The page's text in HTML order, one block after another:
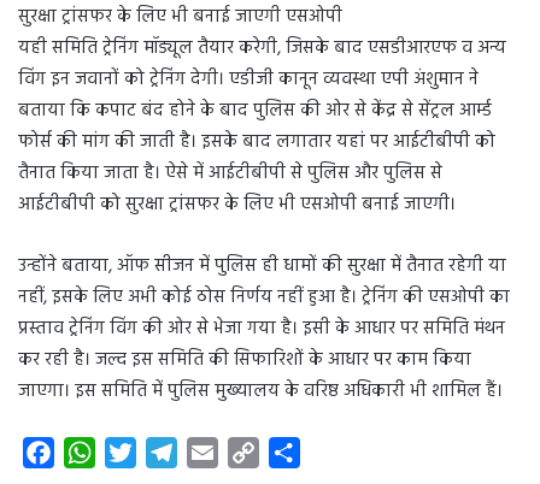
सुरक्षा ट्रांसफर के लिए भी बनाई जाएगी एसओपी
यही समिति ट्रेनिंग मॉड्यूल तैयार करेगी, जिसके बाद एसडीआरएफ व अन्य
विंग इन जवानों को ट्रेनिंग देगी। एडीजी कानून व्यवस्था एपी अंशुमान ने
बताया कि कपाट बंद होने के बाद पुलिस की ओर से केंद्र से सेंट्रल आर्म्ड
फोर्स की मांग की जाती है। इसके बाद लगातार यहां पर आईटीबीपी को
तैनात किया जाता है। ऐसे में आईटीबीपी से पुलिस और पुलिस से
आईटीबीपी को सुरक्षा ट्रांसफर के लिए भी एसओपी बनाई जाएगी।
उन्होंने बताया, ऑफ सीजन में पुलिस ही धामों की सुरक्षा में तैनात रहेगी या
नहीं, इसके लिए अभी कोई ठोस निर्णय नहीं हुआ है। ट्रेनिंग की एसओपी का
प्रस्ताव ट्रेनिंग विंग की ओर से भेजा गया है। इसी के आधार पर समिति मंथन
कर रही है। जल्द इस समिति की सिफारिशों के आधार पर काम किया
जाएगा। इस समिति में पुलिस मुख्यालय के वरिष्ठ अधिकारी भी शामिल हैं।
W